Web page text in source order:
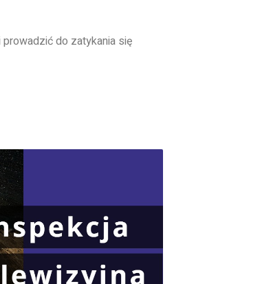
do zatykania się